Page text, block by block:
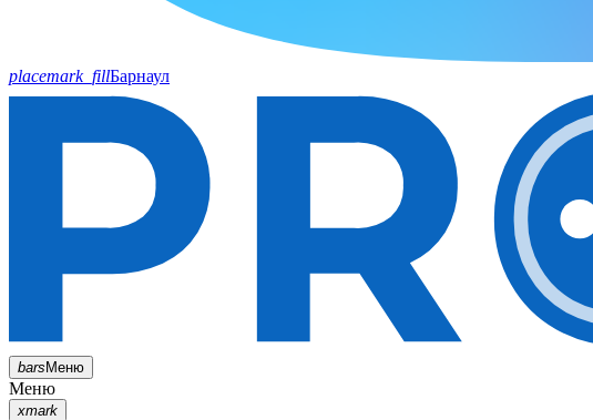
placemark_fillБарнаул
barsМеню
Меню
xmark